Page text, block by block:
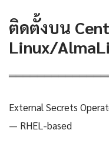
ติดตั้งบน
Linux/
External Secrets
— RHEL-based